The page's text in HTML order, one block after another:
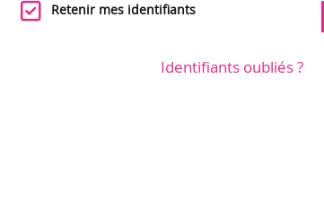
Retenir mes identifiants
Identifiants oubliés ?